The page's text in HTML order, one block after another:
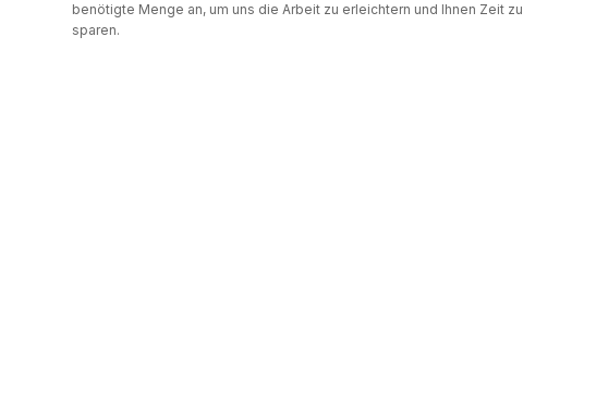
benötigte Menge an, um uns die Arbeit zu erleichtern und Ihnen Zeit zu
sparen.